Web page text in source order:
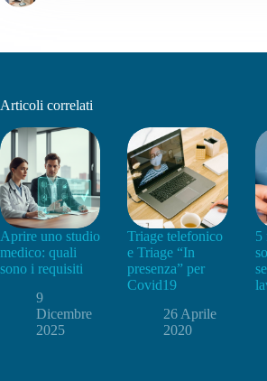
Articoli correlati
Aprire uno studio
medico: quali
sono i requisiti
9
Dicembre
2025
Triage telefonico
e Triage “In
presenza” per
Covid19
26 Aprile
2020
5